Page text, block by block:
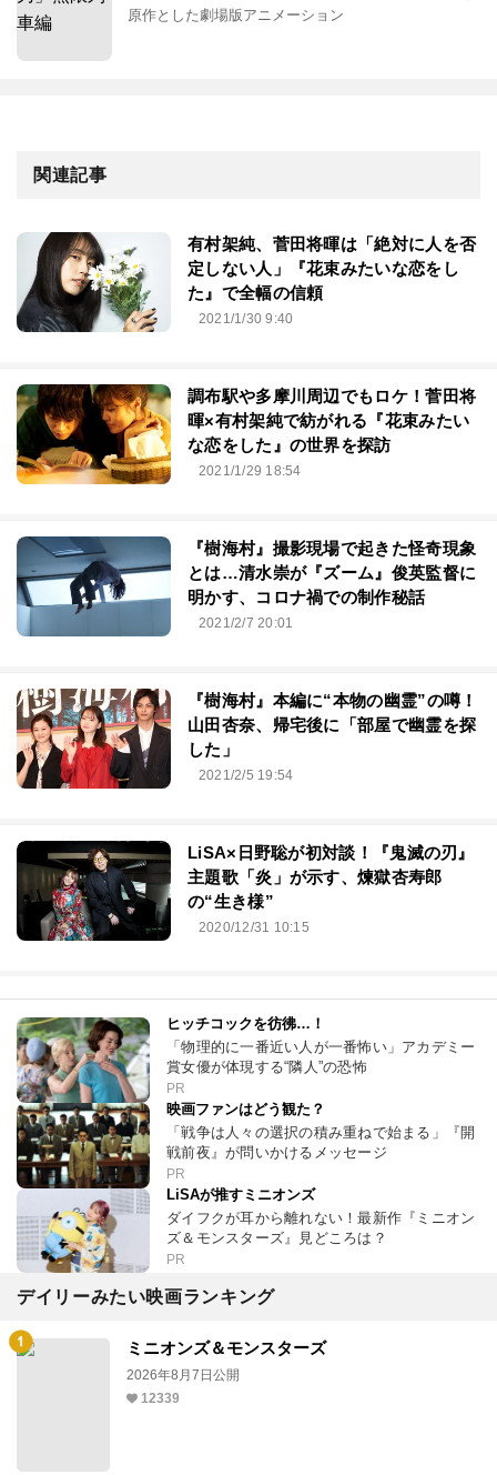
原作とした劇場版アニメーション
関連記事
有村架純、菅田将暉は「絶対に人を否
定しない人」『花束みたいな恋をし
た』で全幅の信頼
2021/1/30 9:40
調布駅や多摩川周辺でもロケ！菅田将
暉×有村架純で紡がれる『花束みたい
な恋をした』の世界を探訪
2021/1/29 18:54
『樹海村』撮影現場で起きた怪奇現象
とは…清水崇が『ズーム』俊英監督に
明かす、コロナ禍での制作秘話
2021/2/7 20:01
『樹海村』本編に“本物の幽霊”の噂！
山田杏奈、帰宅後に「部屋で幽霊を探
した」
2021/2/5 19:54
LiSA×日野聡が初対談！『鬼滅の刃』
主題歌「炎」が示す、煉獄杏寿郎
の“生き様”
2020/12/31 10:15
ヒッチコックを彷彿…！
「物理的に一番近い人が一番怖い」アカデミー
賞女優が体現する“隣人”の恐怖
PR
映画ファンはどう観た？
「戦争は人々の選択の積み重ねで始まる」『開
戦前夜』が問いかけるメッセージ
PR
LiSAが推すミニオンズ
ダイフクが耳から離れない！最新作『ミニオン
ズ＆モンスターズ』見どころは？
PR
デイリーみたい映画ランキング
ミニオンズ＆モンスターズ
2026年8月7日公開
12339